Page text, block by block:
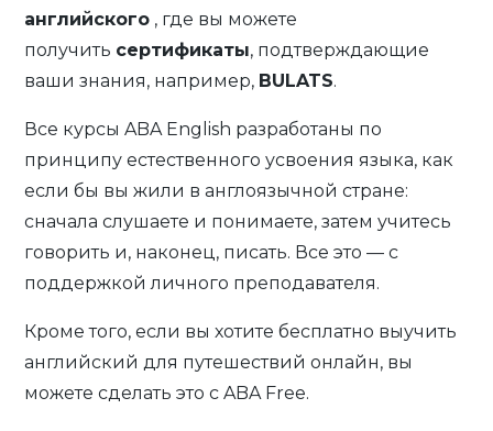
английского , где вы можете
получить сертификаты, подтверждающие
ваши знания, например, BULATS.
Все курсы ABA English разработаны по
принципу естественного усвоения языка, как
если бы вы жили в англоязычной стране:
сначала слушаете и понимаете, затем учитесь
говорить и, наконец, писать. Все это — с
поддержкой личного преподавателя.
Кроме того, если вы хотите бесплатно выучить
английский для путешествий онлайн, вы
можете сделать это с ABA Free.